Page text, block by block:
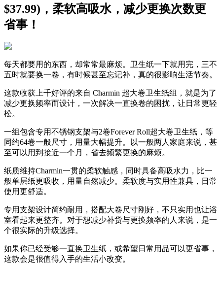
$37.99)，柔软高吸水，减少更换次数更
省事！
每天都要用的东西，却常常最麻烦。卫生纸一下就用完，三不
五时就要换一卷，有时候甚至忘记补，真的很影响生活节奏。
这款收获上千好评的来自 Charmin 超大卷卫生纸组，就是为了
减少更换频率而设计，一次解决一直换卷的困扰，让日常更轻
松。
一组包含专用不锈钢支架与2卷Forever Roll超大卷卫生纸，等
同约64卷一般尺寸，用量大幅提升。以一般两人家庭来说，甚
至可以用到接近一个月，省去频繁更换的麻烦。
纸质维持Charmin一贯的柔软触感，同时具备高吸水力，比一
般单层纸更吸收，用量自然减少。柔软度与实用性兼具，日常
使用更舒适。
专用支架设计简约耐用，搭配大卷尺寸刚好，不只实用也让浴
室看起来更整齐。对于想减少补货与更换频率的人来说，是一
个很实际的升级选择。
如果你已经受够一直换卫生纸，或希望日常用品可以更省事，
这款会是很值得入手的生活小改变。